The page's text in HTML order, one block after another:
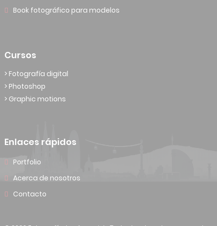
Book fotográfico para modelos
Cursos
> Fotografía digital
> Photoshop
> Graphic motions
Enlaces rápidos
Portfolio
Acerca de nosotros
Contacto